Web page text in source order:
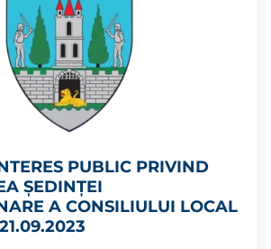
PUBLIC PRIVIND
ȘEDINȚEI
A CONSILIULUI LOCAL